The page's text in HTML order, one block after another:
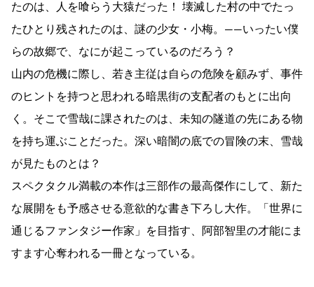
たのは、人を喰らう大猿だった！ 壊滅した村の中でたっ
たひとり残されたのは、謎の少女・小梅。――いったい僕
らの故郷で、なにが起こっているのだろう？
山内の危機に際し、若き主従は自らの危険を顧みず、事件
のヒントを持つと思われる暗黒街の支配者のもとに出向
く。そこで雪哉に課されたのは、未知の隧道の先にある物
を持ち運ぶことだった。深い暗闇の底での冒険の末、雪哉
が見たものとは？
スペクタクル満載の本作は三部作の最高傑作にして、新た
な展開をも予感させる意欲的な書き下ろし大作。「世界に
通じるファンタジー作家」を目指す、阿部智里の才能にま
すます心奪われる一冊となっている。